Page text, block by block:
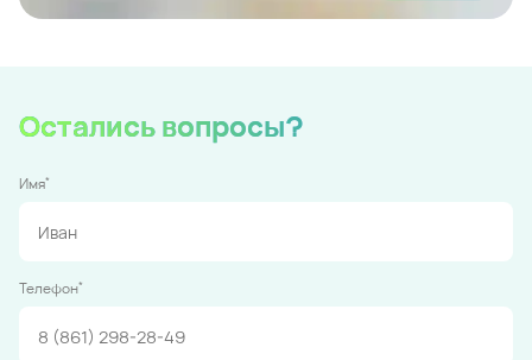
Остались вопросы?
Имя*
Телефон*